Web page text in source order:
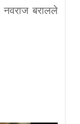
बरालले